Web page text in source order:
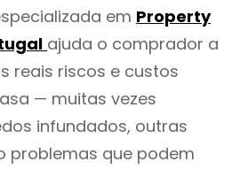
em Property
ajuda o comprador a
reais riscos e custos
— muitas vezes
infundados, outras
problemas que podem